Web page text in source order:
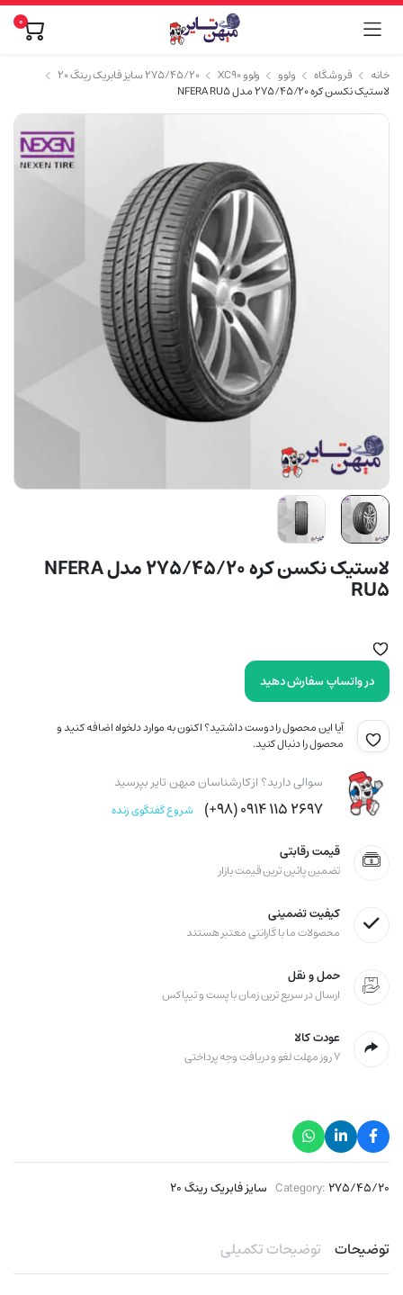
0
خانه فروشگاه ولوو ولوو XC90
۲۷۵/۴۵/۲۰ سایز فابریک رینگ ۲۰
لاستیک نکسن کره 275/45/20 مدل NFERA RU5
لاستیک نکسن کره 275/45/20 مدل NFERA
RU5
در واتساپ سفارش دهید
آیا این محصول را دوست داشتید؟ اکنون به موارد دلخواه اضافه کنید و
محصول را دنبال کنید.
سوالی دارید؟ از کارشناسان میهن تایر بپرسید
۲۶۹۷ ۱۱۵ ۰۹۱۴ (۹۸+) شروع گفتگوی زنده
قیمت رقابتی
تضمین پائین ترین قیمت بازار
کیفیت تضمینی
محصولات ما با گارانتی معتبر هستند
حمل و نقل
ارسال در سریع ترین زمان با پست و تیپاکس
عودت کالا
۷ روز مهلت لغو و دریافت وجه پرداختی
Category:۲۷۵/۴۵/۲۰ سایز فابریک رینگ ۲۰
توضیحات توضیحات تکمیلی